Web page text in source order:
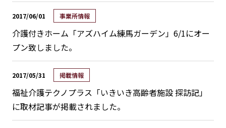
2017/06/01 事業所情報
介護付きホーム「アズハイム練馬ガーデン」6/1にオー
プン致しました。
2017/05/31 掲載情報
福祉介護テクノプラス「いきいき高齢者施設 探訪記」
に取材記事が掲載されました。